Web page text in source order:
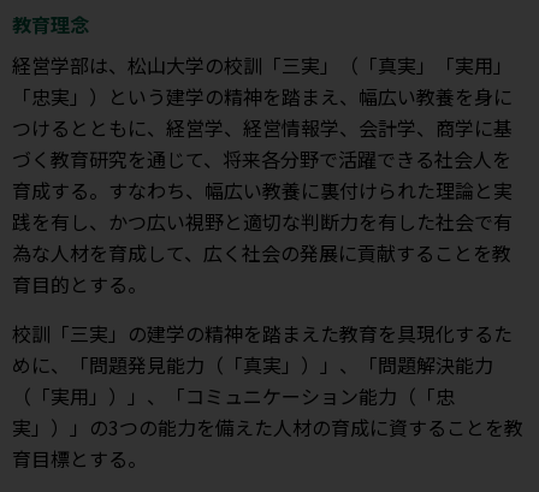
教育理念
経営学部は、松山大学の校訓「三実」（「真実」「実用」
「忠実」）という建学の精神を踏まえ、幅広い教養を身に
つけるとともに、経営学、経営情報学、会計学、商学に基
づく教育研究を通じて、将来各分野で活躍できる社会人を
育成する。すなわち、幅広い教養に裏付けられた理論と実
践を有し、かつ広い視野と適切な判断力を有した社会で有
為な人材を育成して、広く社会の発展に貢献することを教
育目的とする。
校訓「三実」の建学の精神を踏まえた教育を具現化するた
めに、「問題発見能力（「真実」）」、「問題解決能力
（「実用」）」、「コミュニケーション能力（「忠
実」）」の3つの能力を備えた人材の育成に資することを教
育目標とする。